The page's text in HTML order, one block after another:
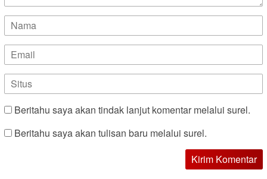
Beritahu saya akan tindak lanjut komentar melalui surel.
Beritahu saya akan tulisan baru melalui surel.